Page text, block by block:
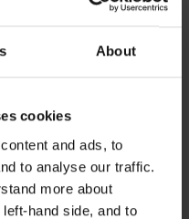
About
cookies
and ads, to
to analyse our traffic.
more about
hand side, and to